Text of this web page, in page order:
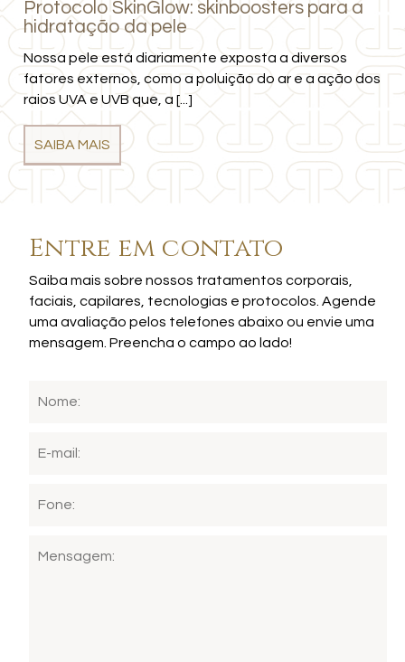
Protocolo SkinGlow: skinboosters para a
hidratação da pele
Nossa pele está diariamente exposta a diversos
fatores externos, como a poluição do ar e a ação dos
raios UVA e UVB que, a [...]
SAIBA MAIS
Entre em contato
Saiba mais sobre nossos tratamentos corporais,
faciais, capilares, tecnologias e protocolos. Agende
uma avaliação pelos telefones abaixo ou envie uma
mensagem. Preencha o campo ao lado!